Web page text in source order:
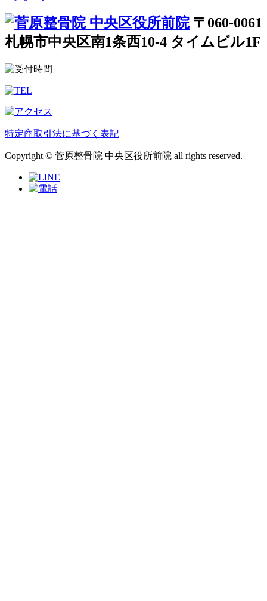
〒060-0061
札幌市中央区南1条西10-4 タイムビル1F
特定商取引法に基づく表記
Copyright © 菅原整骨院 中央区役所前院 all rights reserved.